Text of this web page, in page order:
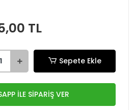
TL
Sepete Ekle
İLE SİPARİŞ VER